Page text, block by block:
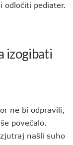
odločiti pediater.
izogibati
ne bi odpravili,
povečalo.
zjutraj našli suho